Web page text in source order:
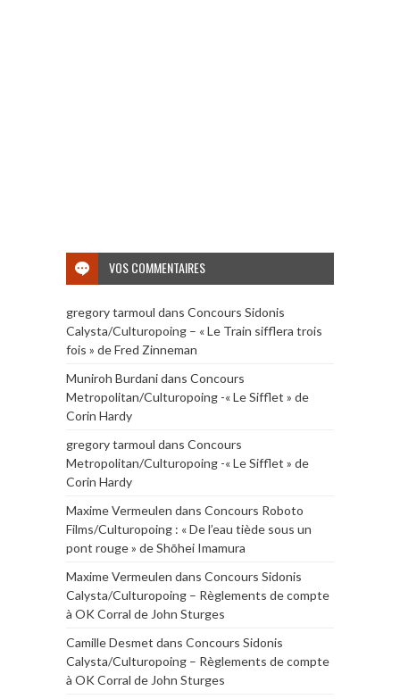
VOS COMMENTAIRES
gregory tarmoul dans Concours Sidonis
Calysta/Culturopoing – « Le Train sifflera trois
fois » de Fred Zinneman
Muniroh Burdanidans Concours
Metropolitan/Culturopoing -« Le Sifflet » de
Corin Hardy
gregory tarmoul dans Concours
Metropolitan/Culturopoing -« Le Sifflet » de
Corin Hardy
Maxime Vermeulen dans Concours Roboto
Films/Culturopoing : « De l’eau tiède sous un
pont rouge » de Shōhei Imamura
Maxime Vermeulen dans Concours Sidonis
Calysta/Culturopoing – Règlements de compte
à OK Corral de John Sturges
Camille Desmet dans Concours Sidonis
Calysta/Culturopoing – Règlements de compte
à OK Corral de John Sturges